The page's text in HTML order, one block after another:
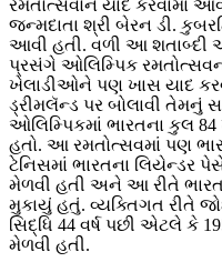
રમતોત્સવોને યાદ કરવામાં
જન્મદાતા શ્રી બેરન ડી.
આવી હતી. વળી આ શતાબ્દી
પ્રસંગે ઓલિમ્પિક
ખેલાડીઓને પણ ખાસ યાદ
ડ્રીમલૅન્ડ પર બોલાવી તેમનું
ઓલિમ્પિકમાં ભારતના કુલ
હતો. આ રમતોત્સવમાં પણ
ટેનિસમાં ભારતના લિયેન્ડર
મેળવી હતી અને આ રીતે
મુકાયું હતું. વ્યક્તિગત રીતે
સિદ્ધિ 44 વર્ષ પછી એટલે કે
મેળવી હતી.